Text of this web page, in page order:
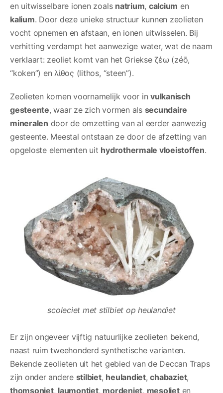
en uitwisselbare ionen zoals natrium, calcium en
kalium. Door deze unieke structuur kunnen zeolieten
vocht opnemen en afstaan, en ionen uitwisselen. Bij
verhitting verdampt het aanwezige water, wat de naam
verklaart: zeoliet komt van het Griekse ζέω (zéō,
“koken”) en λίθος (lithos, “steen”).
Zeolieten komen voornamelijk voor invulkanisch
gesteente, waar ze zich vormen als secundaire
mineralen door de omzetting van al eerder aanwezig
gesteente. Meestal ontstaan ze door de afzetting van
opgeloste elementen uit hydrothermale vloeistoffen.
scoleciet met stilbiet op heulandiet
Er zijn ongeveer vijftig natuurlijke zeolieten bekend,
naast ruim tweehonderd synthetische varianten.
Bekende zeolieten uit het gebied van de Deccan Traps
zijn onder andere stilbiet, heulandiet,chabaziet,
thomsoniet, laumontiet, mordeniet, mesolieten